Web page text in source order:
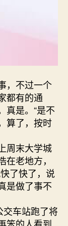
，不过一个
都有的通
真是。“是不
算了，按时
周末大学城
老地方，
了快了，说
是做了事不
交车站跑了将
笨的人看到